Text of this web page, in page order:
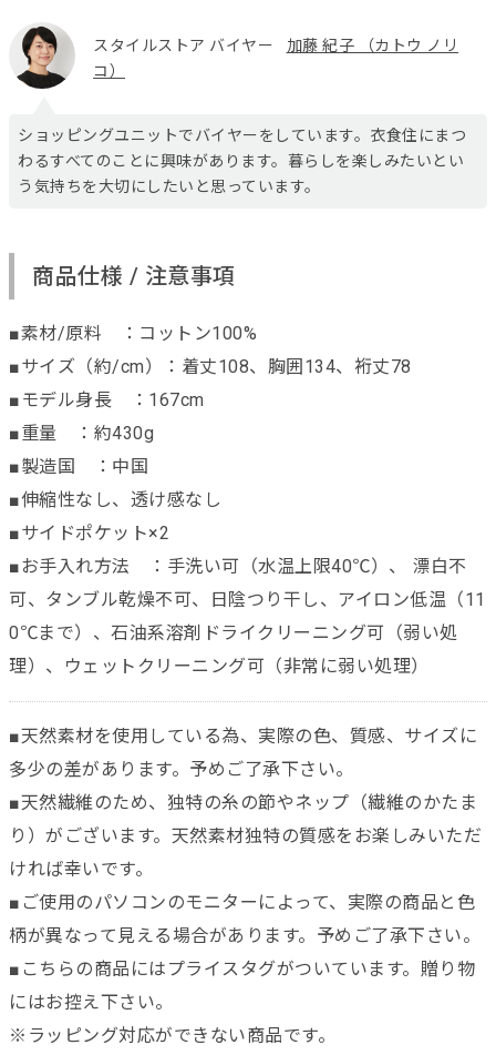
スタイルストア バイヤー
加藤 紀子 （カトウ ノリ
コ）
ショッピングユニットでバイヤーをしています。衣食住にまつ
わるすべてのことに興味があります。暮らしを楽しみたいとい
う気持ちを大切にしたいと思っています。
商品仕様 / 注意事項
■素材/原料 ：コットン100%
■サイズ（約/cm）：着丈108、胸囲134、裄丈78
■モデル身長 ：167cm
■重量 ：約430g
■製造国 ：中国
■伸縮性なし、透け感なし
■サイドポケット×2
■お手入れ方法 ：手洗い可（水温上限40℃）、 漂白不
可、タンブル乾燥不可、日陰つり干し、アイロン低温（11
0℃まで）、石油系溶剤ドライクリーニング可（弱い処
理）、ウェットクリーニング可（非常に弱い処理）
■天然素材を使用している為、実際の色、質感、サイズに
多少の差があります。予めご了承下さい。
■天然繊維のため、独特の糸の節やネップ（繊維のかたま
り）がございます。天然素材独特の質感をお楽しみいただ
ければ幸いです。
■ご使用のパソコンのモニターによって、実際の商品と色
柄が異なって見える場合があります。予めご了承下さい。
■こちらの商品にはプライスタグがついています。贈り物
にはお控え下さい。
※ラッピング対応ができない商品です。